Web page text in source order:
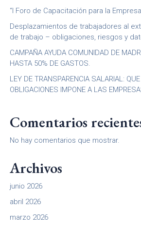
“I Foro de Capacitación para la
Desplazamientos de trabajadores al
de trabajo – obligaciones, riesgos y
CAMPAÑA AYUDA COMUNIDAD DE
HASTA 50% DE GASTOS.
LEY DE TRANSPARENCIA SALARIAL:
OBLIGACIONES IMPONE A LAS
Comentarios
No hay comentarios que mostrar.
Archivos
junio 2026
abril 2026
marzo 2026